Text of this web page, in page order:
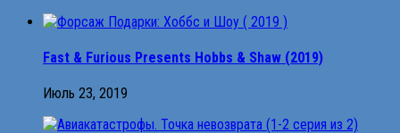
Fast & Furious Presents Hobbs & Shaw (2019)
Июль 23, 2019